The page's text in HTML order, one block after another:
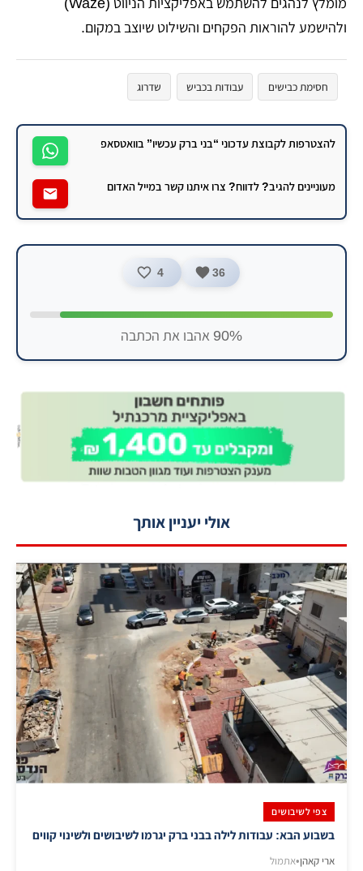
ולהישמע להוראות הפקחים והשילוט שיוצב במקום.
חסימת כבישים עבודות בכביש שדרוג
להצטרפות לקבוצת עדכוני “בני ברק עכשיו” בוואטסאפ
מעוניינים להגיב? לדווח? צרו איתנו קשר במייל האדום
36
4
90% אהבו את הכתבה
אולי יעניין אותך
צפי לשיבושים
בשבוע הבא: עבודות לילה בבני ברק יגרמו לשיבושים ולשינוי קווים
ארי קאהן•אתמול